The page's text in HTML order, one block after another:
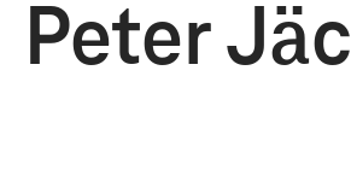
Peter